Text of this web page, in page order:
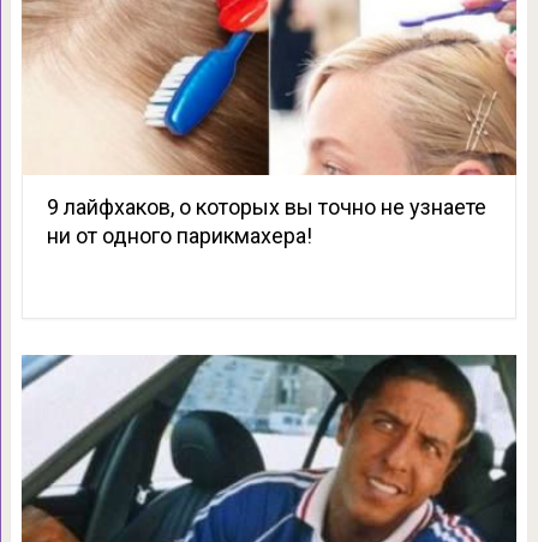
9 лайфхаков, о которых вы точно не узнаете
ни от одного парикмахера!